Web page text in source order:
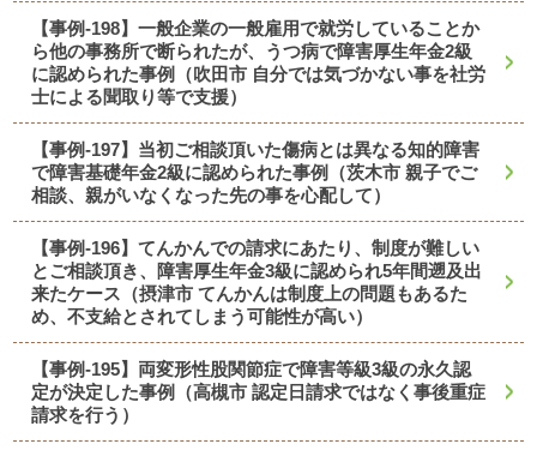
【事例-198】一般企業の一般雇用で就労していることか
ら他の事務所で断られたが、うつ病で障害厚生年金2級
に認められた事例（吹田市 自分では気づかない事を社労
士による聞取り等で支援）
【事例-197】当初ご相談頂いた傷病とは異なる知的障害
で障害基礎年金2級に認められた事例（茨木市 親子でご
相談、親がいなくなった先の事を心配して）
【事例-196】てんかんでの請求にあたり、制度が難しい
とご相談頂き、障害厚生年金3級に認められ5年間遡及出
来たケース（摂津市 てんかんは制度上の問題もあるた
め、不支給とされてしまう可能性が高い）
【事例-195】両変形性股関節症で障害等級3級の永久認
定が決定した事例（高槻市 認定日請求ではなく事後重症
請求を行う）